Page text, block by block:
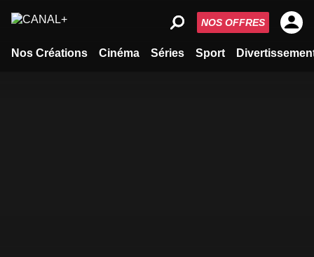
Nos Créations Cinéma Séries Sport
NOS OFFRES